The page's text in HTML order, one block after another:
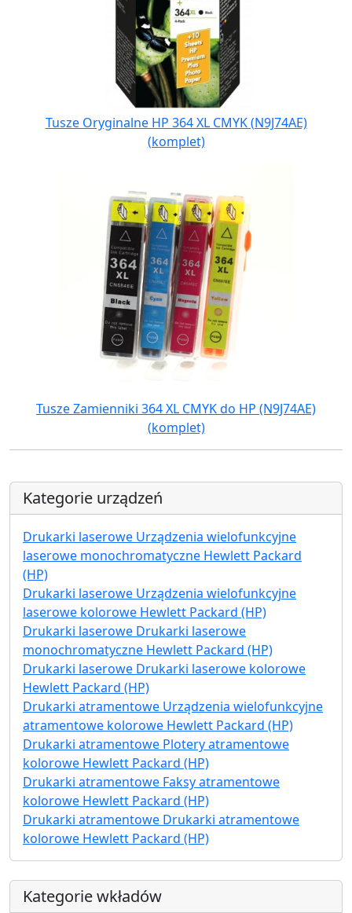
Tusze Oryginalne HP 364 XL CMYK (N9J74AE)
(komplet)
Tusze Zamienniki 364 XL CMYK do HP (N9J74AE)
(komplet)
Kategorie urządzeń
Drukarki laserowe Urządzenia wielofunkcyjne
laserowe monochromatyczne Hewlett Packard
(HP)
Drukarki laserowe Urządzenia wielofunkcyjne
laserowe kolorowe Hewlett Packard (HP)
Drukarki laserowe Drukarki laserowe
monochromatyczne Hewlett Packard (HP)
Drukarki laserowe Drukarki laserowe kolorowe
Hewlett Packard (HP)
Drukarki atramentowe Urządzenia wielofunkcyjne
atramentowe kolorowe Hewlett Packard (HP)
Drukarki atramentowe Plotery atramentowe
kolorowe Hewlett Packard (HP)
Drukarki atramentowe Faksy atramentowe
kolorowe Hewlett Packard (HP)
Drukarki atramentowe Drukarki atramentowe
kolorowe Hewlett Packard (HP)
Kategorie wkładów